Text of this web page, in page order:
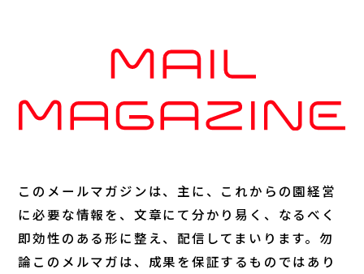
このメールマガジンは、主に、これからの園経営
に必要な情報を、文章にて分かり易く、なるべく
即効性のある形に整え、配信してまいります。勿
論このメルマガは、成果を保証するものではあり